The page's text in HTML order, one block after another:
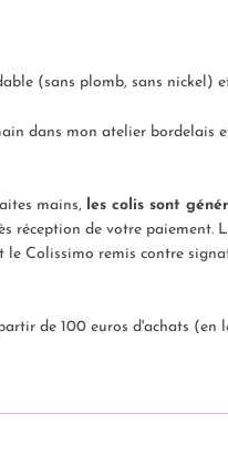
(sans plomb, sans nickel)
dans mon atelier bordelais
mains,
les colis sont
réception de votre paiement.
le Colissimo remis contre
de 100 euros d'achats (en